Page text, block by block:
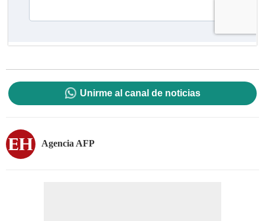
Unirme al canal de noticias
Agencia AFP